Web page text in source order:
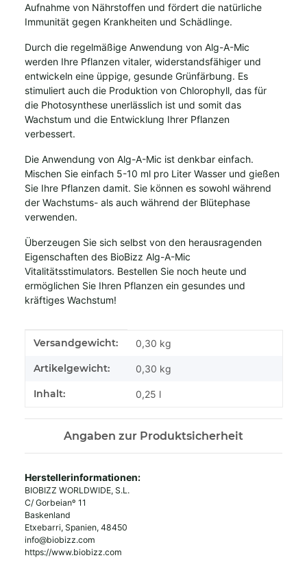
Aufnahme von Nährstoffen und fördert die natürliche
Immunität gegen Krankheiten und Schädlinge.
Durch die regelmäßige Anwendung von Alg-A-Mic
werden Ihre Pflanzen vitaler, widerstandsfähiger und
entwickeln eine üppige, gesunde Grünfärbung. Es
stimuliert auch die Produktion von Chlorophyll, das für
die Photosynthese unerlässlich ist und somit das
Wachstum und die Entwicklung Ihrer Pflanzen
verbessert.
Die Anwendung von Alg-A-Mic ist denkbar einfach.
Mischen Sie einfach 5-10 ml pro Liter Wasser und gießen
Sie Ihre Pflanzen damit. Sie können es sowohl während
der Wachstums- als auch während der Blütephase
verwenden.
Überzeugen Sie sich selbst von den herausragenden
Eigenschaften des BioBizz Alg-A-Mic
Vitalitätsstimulators. Bestellen Sie noch heute und
ermöglichen Sie Ihren Pflanzen ein gesundes und
kräftiges Wachstum!
Produkteigenschaft
Wert
Versandgewicht: 0,30 kg
Artikelgewicht: 0,30 kg
Inhalt: 0,25 l
Angaben zur Produktsicherheit
Herstellerinformationen:
BIOBIZZ WORLDWIDE, S.L.
C/ Gorbeianº 11
Baskenland
Etxebarri, Spanien, 48450
info@biobizz.com
https://www.biobizz.com